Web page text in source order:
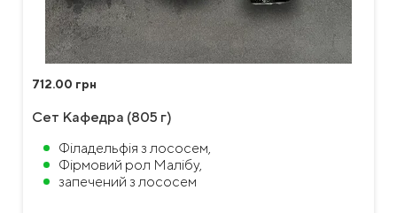
712.00 грн
Сет Кафедра (805 г)
Філадельфія з лососем,
Фірмовий рол Малібу,
запечений з лососем